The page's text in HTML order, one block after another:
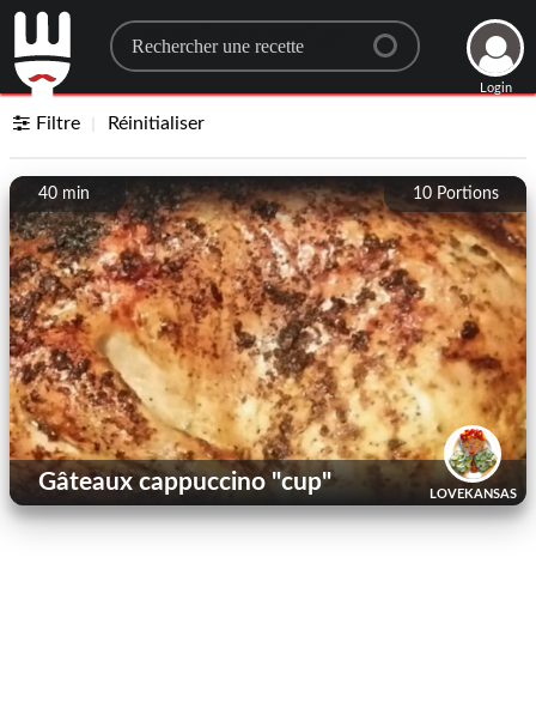
Search for a recipe
Login
Filtre Réinitialiser
10 Portions
40 min
LOVEKANSAS
Gâteaux cappuccino "cup"